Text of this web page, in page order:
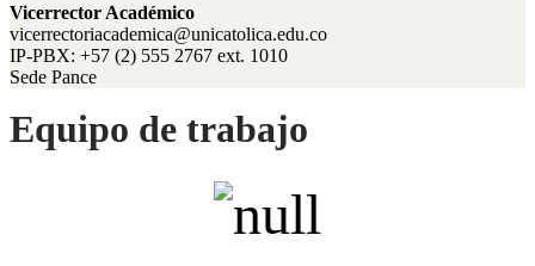
Vicerrector Académico
vicerrectoriacademica@unicatolica.edu.co
IP-PBX: +57 (2) 555 2767 ext. 1010
Sede Pance
Equipo de trabajo